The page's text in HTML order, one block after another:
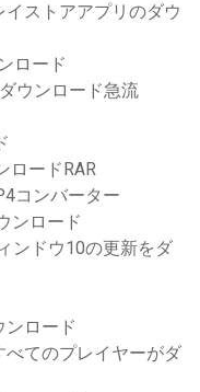
ストアアプリのダウ
ロード
ウンロード急流
ロードRAR
コンバーター
ンロード
ンドウ10の更新をダ
ンロード
てのプレイヤーがダ